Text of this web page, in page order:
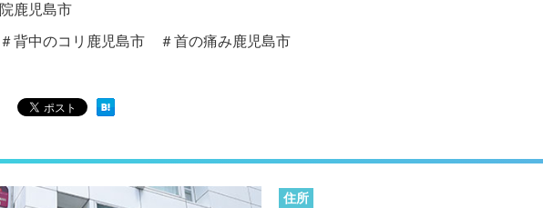
院鹿児島市
＃背中のコリ鹿児島市 ＃首の痛み鹿児島市
住所